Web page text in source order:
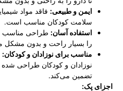
ایمن و طبیعی: فاقد مواد
سلامت کودکان مناسب است.
استفاده آسان: طراحی مناسب و
را بسیار راحت و بدون مشکل
مناسب برای نوزادان و کودکان:
نوزادان و کودکان طراحی
تضمین می‌کند.
اجزای پک: